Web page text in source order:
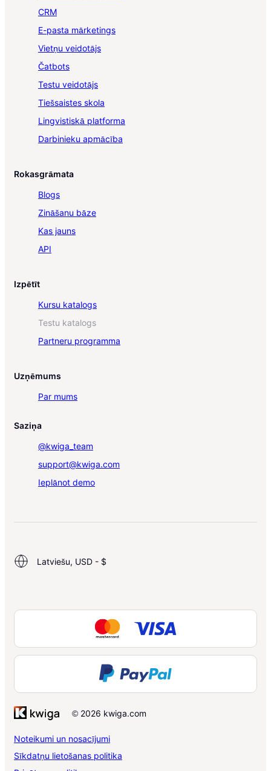
CRM
E-pasta mārketings
Vietņu veidotājs
Čatbots
Testu veidotājs
Tiešsaistes skola
Lingvistiskā platforma
Darbinieku apmācība
Rokasgrāmata
Blogs
Zināšanu bāze
Kas jauns
API
Izpētīt
Kursu katalogs
Testu katalogs
Partneru programma
Uzņēmums
Par mums
Saziņa
@kwiga_team
support@kwiga.com
Ieplānot demo
Latviešu, USD - $
© 2026 kwiga.com
Noteikumi un nosacījumi
Sīkdatņu lietošanas politika